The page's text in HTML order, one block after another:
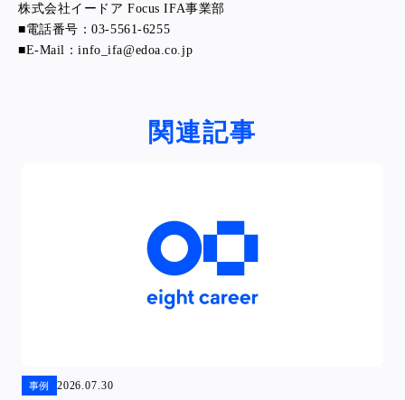
株式会社イードア Focus IFA事業部
■電話番号：03-5561-6255
■E-Mail：info_ifa@edoa.co.jp
関連記事
事例 2026.07.30